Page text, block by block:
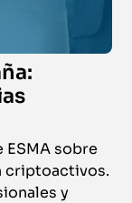
sobre
criptoactivos.
y